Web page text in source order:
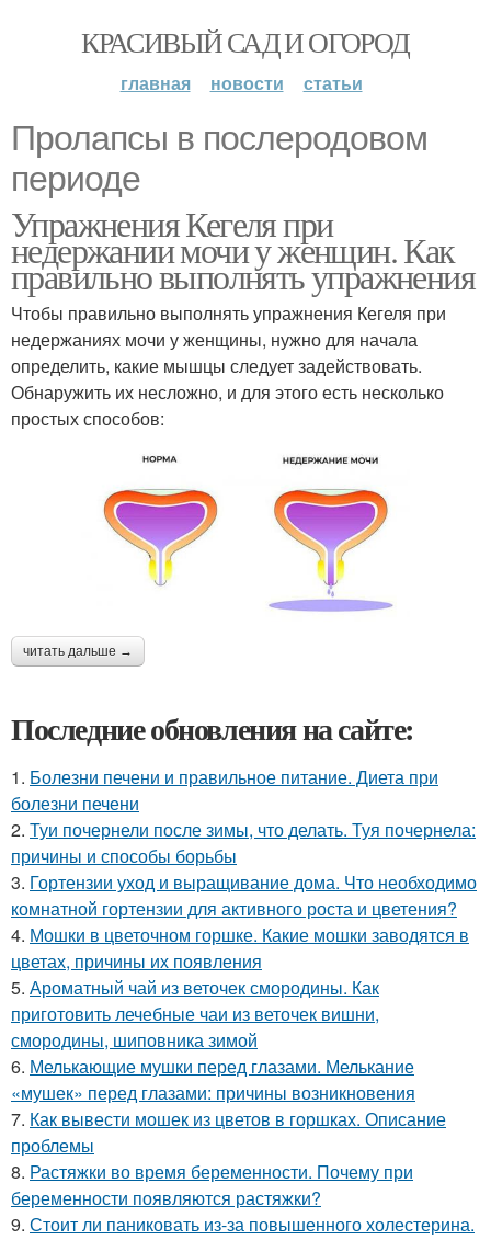
КРАСИВЫЙ САД И ОГОРОД
главная новости статьи
Пролапсы в послеродовом
периоде
Упражнения Кегеля при
недержании мочи у женщин. Как
правильно выполнять упражнения
Чтобы правильно выполнять упражнения Кегеля при
недержаниях мочи у женщины, нужно для начала
определить, какие мышцы следует задействовать.
Обнаружить их несложно, и для этого есть несколько
простых способов:
читать дальше →
Последние обновления на сайте:
1. Болезни печени и правильное питание. Диета при
болезни печени
2. Туи почернели после зимы, что делать. Туя почернела:
причины и способы борьбы
3. Гортензии уход и выращивание дома. Что необходимо
комнатной гортензии для активного роста и цветения?
4. Мошки в цветочном горшке. Какие мошки заводятся в
цветах, причины их появления
5. Ароматный чай из веточек смородины. Как
приготовить лечебные чаи из веточек вишни,
смородины, шиповника зимой
6. Мелькающие мушки перед глазами. Мелькание
«мушек» перед глазами: причины возникновения
7. Как вывести мошек из цветов в горшках. Описание
проблемы
8. Растяжки во время беременности. Почему при
беременности появляются растяжки?
9. Стоит ли паниковать из-за повышенного холестерина.